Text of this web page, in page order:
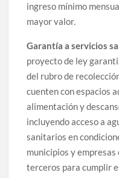
ingreso mínimo
mayor valor.
Garantía a servicios
proyecto de ley
del rubro de
cuenten con espacios
alimentación y
incluyendo acceso a
sanitarios en
municipios y
terceros para cumplir